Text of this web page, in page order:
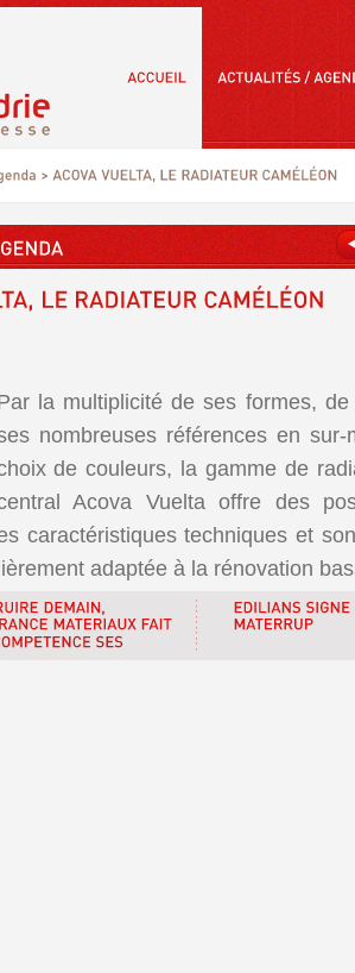
la multiplicité de ses formes,
nombreuses références en
de couleurs, la gamme de
Acova Vuelta offre des
caractéristiques techniques et
adaptée à la rénovation